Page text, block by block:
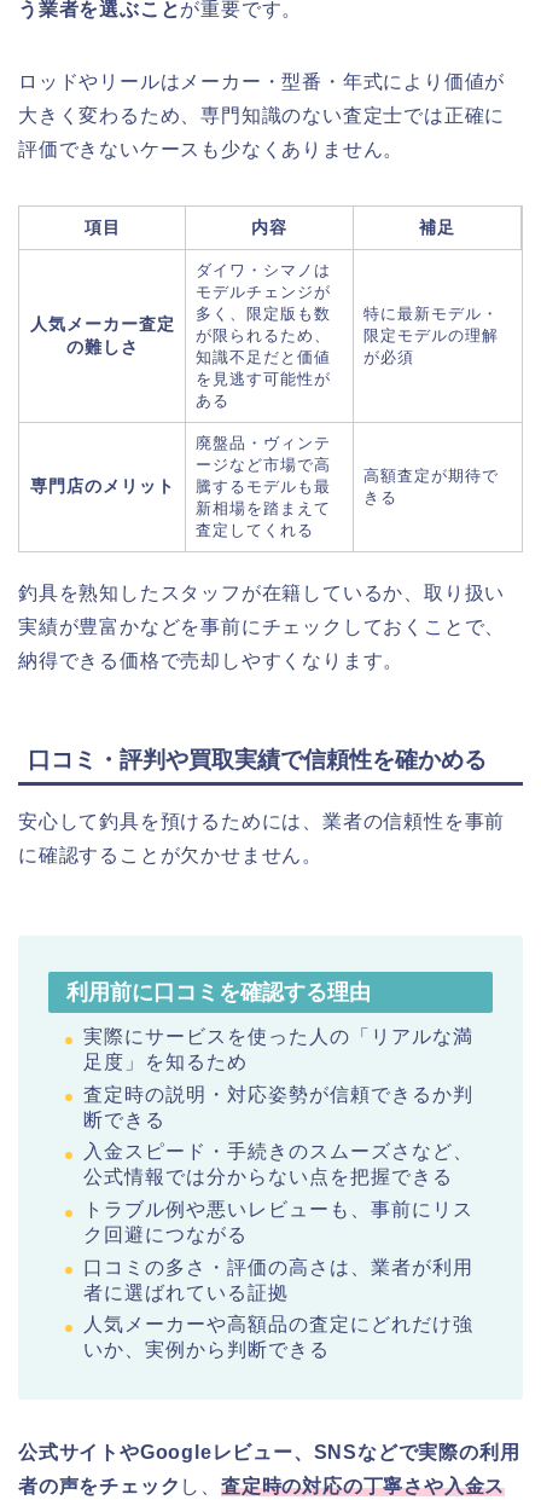
う業者を選ぶことが重要です。
ロッドやリールはメーカー・型番・年式により価値が
大きく変わるため、専門知識のない査定士では正確に
評価できないケースも少なくありません。
項目 内容 補足
人気メーカー査定
の難しさ
ダイワ・シマノは
モデルチェンジが
多く、限定版も数
が限られるため、
知識不足だと価値
を見逃す可能性が
ある
特に最新モデル・
限定モデルの理解
が必須
専門店のメリット
廃盤品・ヴィンテ
ージなど市場で高
騰するモデルも最
新相場を踏まえて
査定してくれる
高額査定が期待で
きる
釣具を熟知したスタッフが在籍しているか、取り扱い
実績が豊富かなどを事前にチェックしておくことで、
納得できる価格で売却しやすくなります。
口コミ・評判や買取実績で信頼性を確かめる
安心して釣具を預けるためには、業者の信頼性を事前
に確認することが欠かせません。
利用前に口コミを確認する理由
実際にサービスを使った人の「リアルな満
足度」を知るため
査定時の説明・対応姿勢が信頼できるか判
断できる
入金スピード・手続きのスムーズさなど、
公式情報では分からない点を把握できる
トラブル例や悪いレビューも、事前にリス
ク回避につながる
口コミの多さ・評価の高さは、業者が利用
者に選ばれている証拠
人気メーカーや高額品の査定にどれだけ強
いか、実例から判断できる
公式サイトやGoogleレビュー、SNSなどで実際の利用
者の声をチェック し、査定時の対応の丁寧さや入金ス